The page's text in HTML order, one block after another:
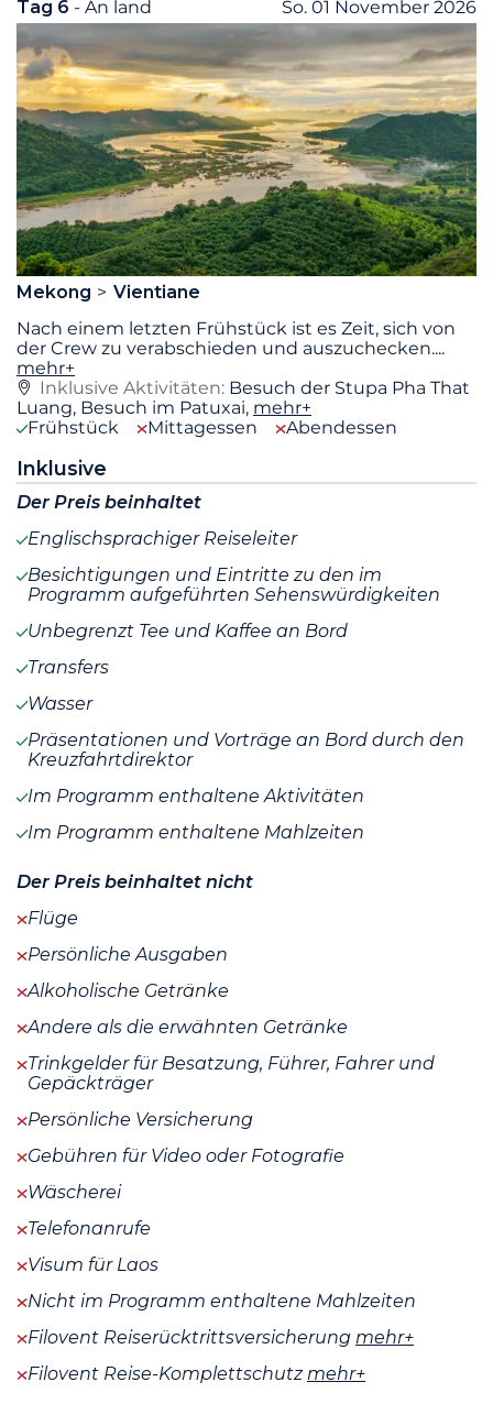
Tag 6 - An land So. 01 November 2026
Mekong
Vientiane
Nach einem letzten Frühstück ist es Zeit, sich von
der Crew zu verabschieden und auszuchecken....
mehr+
Inklusive Aktivitäten: Besuch der Stupa Pha That
Luang, Besuch im Patuxai, mehr+
Frühstück
Mittagessen Abendessen
Inklusive
Der Preis beinhaltet
Englischsprachiger Reiseleiter
Besichtigungen und Eintritte zu den im
Programm aufgeführten Sehenswürdigkeiten
Unbegrenzt Tee und Kaffee an Bord
Transfers
Wasser
Präsentationen und Vorträge an Bord durch den
Kreuzfahrtdirektor
Im Programm enthaltene Aktivitäten
Im Programm enthaltene Mahlzeiten
Der Preis beinhaltet nicht
Flüge
Persönliche Ausgaben
Alkoholische Getränke
Andere als die erwähnten Getränke
Trinkgelder für Besatzung, Führer, Fahrer und
Gepäckträger
Persönliche Versicherung
Gebühren für Video oder Fotografie
Wäscherei
Telefonanrufe
Visum für Laos
Nicht im Programm enthaltene Mahlzeiten
Filovent Reiserücktrittsversicherung mehr+
Filovent Reise-Komplettschutzmehr+